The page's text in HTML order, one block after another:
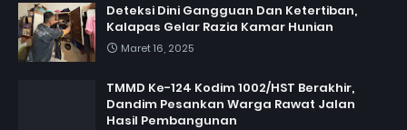
Deteksi Dini Gangguan Dan Ketertiban,
Kalapas Gelar Razia Kamar Hunian
Maret 16, 2025
TMMD Ke-124 Kodim 1002/HST Berakhir,
Dandim Pesankan Warga Rawat Jalan
Hasil Pembangunan